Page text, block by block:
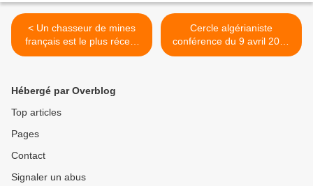
< Un chasseur de mines
français est le plus récent
bâtiment de guerre de
Cercle algérianiste
conférence du 9 avril 2019
>
Hébergé par Overblog
Top articles
Pages
Contact
Signaler un abus